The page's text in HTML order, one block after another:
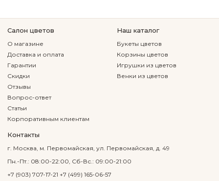
Салон цветов
О магазине
Доставка и оплата
Гарантии
Скидки
Отзывы
Вопрос-ответ
Статьи
Корпоративным клиентам
Наш каталог
Букеты цветов
Корзины цветов
Игрушки из цветов
Венки из цветов
Контакты
г. Москва, м. Первомайская, ул. Первомайская, д. 49
Пн.-Пт.: 08:00-22:00, Сб-Вс.: 09:00-21:00
+7 (903) 707-17-21 +7 (499) 165-06-57